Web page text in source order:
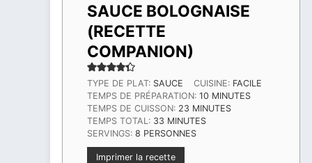
SAUCE BOLOGNAISE
(RECETTE
COMPANION)
TYPE DE PLAT: SAUCE CUISINE: FACILE
TEMPS DE PRÉPARATION: 10 MINUTES
MINUTES
TEMPS DE CUISSON: 23 MINUTES
MINUTES
TEMPS TOTAL: 33 MINUTES
MINUTES
SERVINGS: 8 PERSONNES
Imprimer la recette